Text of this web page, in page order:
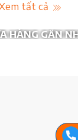
tất cả
HÀNG GẦN